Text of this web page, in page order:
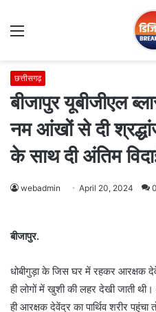
Menu
छत्तीसगढ़
बीजापुर यूबीजीएल
नम आंखों से दी
के साथ दी अंतिम
webadmin April 20, 2024 0
बीजापुर.
धोबीगुड़ा के जिस घर में रहकर आरक्षक
ही लोगों में खुशी की लहर देखी जाती
ही आरक्षक देवेंद्र का पार्थिव शरीर